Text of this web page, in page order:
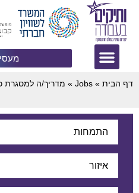
דף הבית »
Jobs
» מדריך/ה למסגרת
התמחות
איזור